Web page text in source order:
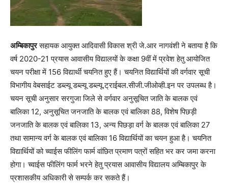
अम्बिकापुरसहायक आयुक्त आदिवासी विकास श्री जे.आर नागवंशी ने बताया है कि
वर्ष 2020-21 प्रयास आवासीय विद्यालयों के कक्षा 9वीं में प्रवेश हेतु आयोजित
चयन परीक्षा में 156 विद्यार्थी चयनित हुए हैं। चयनित विद्यार्थियों की वर्गवार सूची
विभागीय वेबसाईट डब्ल्यू डब्ल्यू डब्ल्यू.ट्राईबल.सीजी.जीओव्ही.इन पर उपलब्ध है।
चयन सूची अनुसार सरगुजा जिले से वर्गवार अनुसूचित जाति के बालक एवं
बालिका 12, अनुसूचित जनजाति के बालक एवं बालिका 88, विशेष पिछड़ी
जनजाति के बालक एवं बालिका 13, अन्य पिछड़ा वर्ग के बालक एवं बालिका 27
तथा सामान्य वर्ग के बालक एवं बालिका 16 विद्यार्थियों का चयन हुआ है। चयनित
विद्यार्थियों को च्वाईस फीलिंग फार्म वांछित प्रमाण पत्रों सहित भर कर जमा करना
होगा। च्वाईस फीलिंग फार्म भरने हेतु प्रयास आवासीय विद्यालय अम्बिकापुर के
प्रशासकीय अधिकारी से सम्पर्क कर सकते हैं।